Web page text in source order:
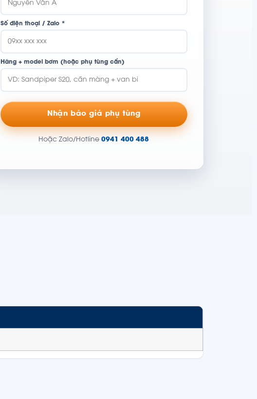
Số điện thoại / Zalo *
Hãng + model bơm (hoặc phụ tùng cần)
Nhận báo giá phụ tùng
Hoặc Zalo/Hotline0941 400 488